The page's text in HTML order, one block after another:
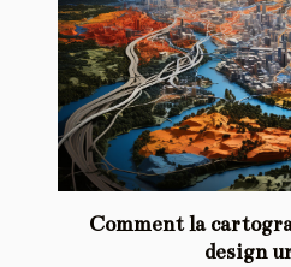
Comment la
design